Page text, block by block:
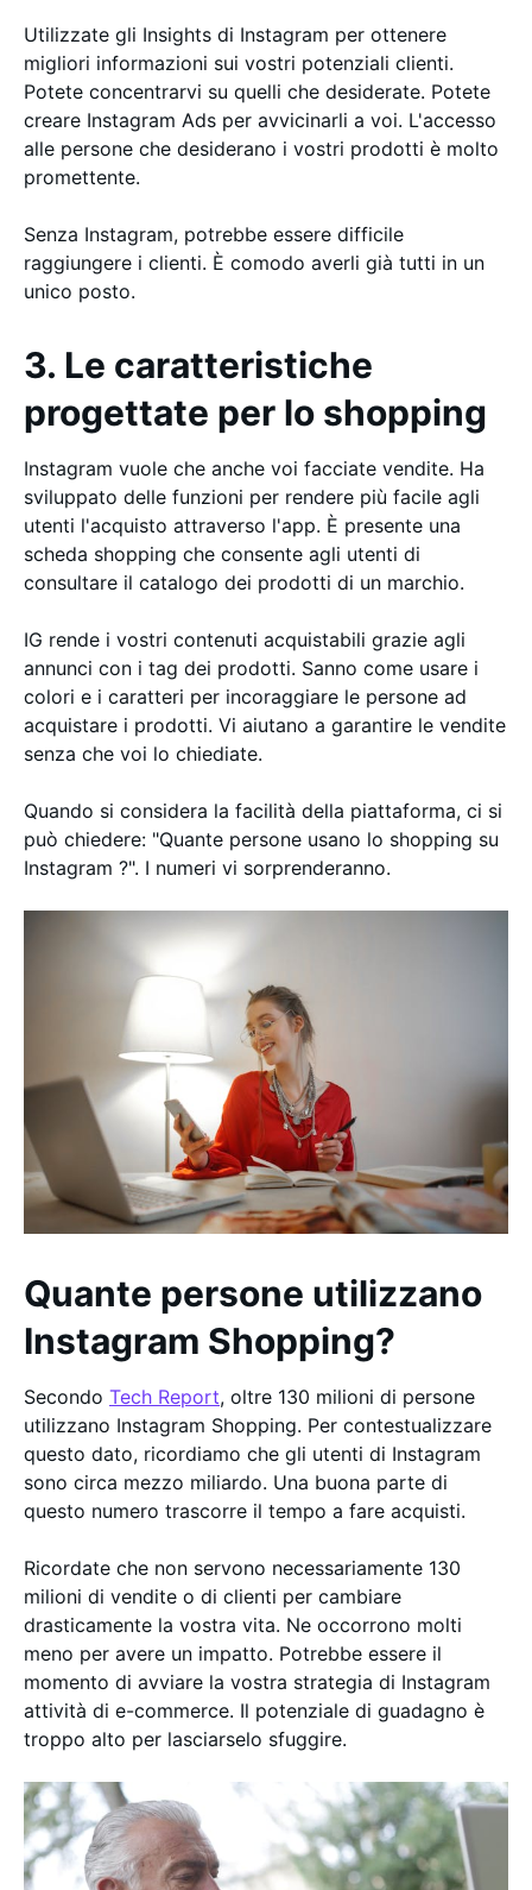
Utilizzate gli Insights di Instagram per ottenere
migliori informazioni sui vostri potenziali clienti.
Potete concentrarvi su quelli che desiderate. Potete
creare Instagram Ads per avvicinarli a voi. L'accesso
alle persone che desiderano i vostri prodotti è molto
promettente.
Senza Instagram, potrebbe essere difficile
raggiungere i clienti. È comodo averli già tutti in un
unico posto.
3. Le caratteristiche
progettate per lo shopping
Instagram vuole che anche voi facciate vendite. Ha
sviluppato delle funzioni per rendere più facile agli
utenti l'acquisto attraverso l'app. È presente una
scheda shopping che consente agli utenti di
consultare il catalogo dei prodotti di un marchio.
IG rende i vostri contenuti acquistabili grazie agli
annunci con i tag dei prodotti. Sanno come usare i
colori e i caratteri per incoraggiare le persone ad
acquistare i prodotti. Vi aiutano a garantire le vendite
senza che voi lo chiediate.
Quando si considera la facilità della piattaforma, ci si
può chiedere: "Quante persone usano lo shopping su
Instagram ?". I numeri vi sorprenderanno.
Quante persone utilizzano
Instagram Shopping?
Secondo Tech Report, oltre 130 milioni di persone
utilizzano Instagram Shopping. Per contestualizzare
questo dato, ricordiamo che gli utenti di Instagram
sono circa mezzo miliardo. Una buona parte di
questo numero trascorre il tempo a fare acquisti.
Ricordate che non servono necessariamente 130
milioni di vendite o di clienti per cambiare
drasticamente la vostra vita. Ne occorrono molti
meno per avere un impatto. Potrebbe essere il
momento di avviare la vostra strategia di Instagram
attività di e-commerce. Il potenziale di guadagno è
troppo alto per lasciarselo sfuggire.